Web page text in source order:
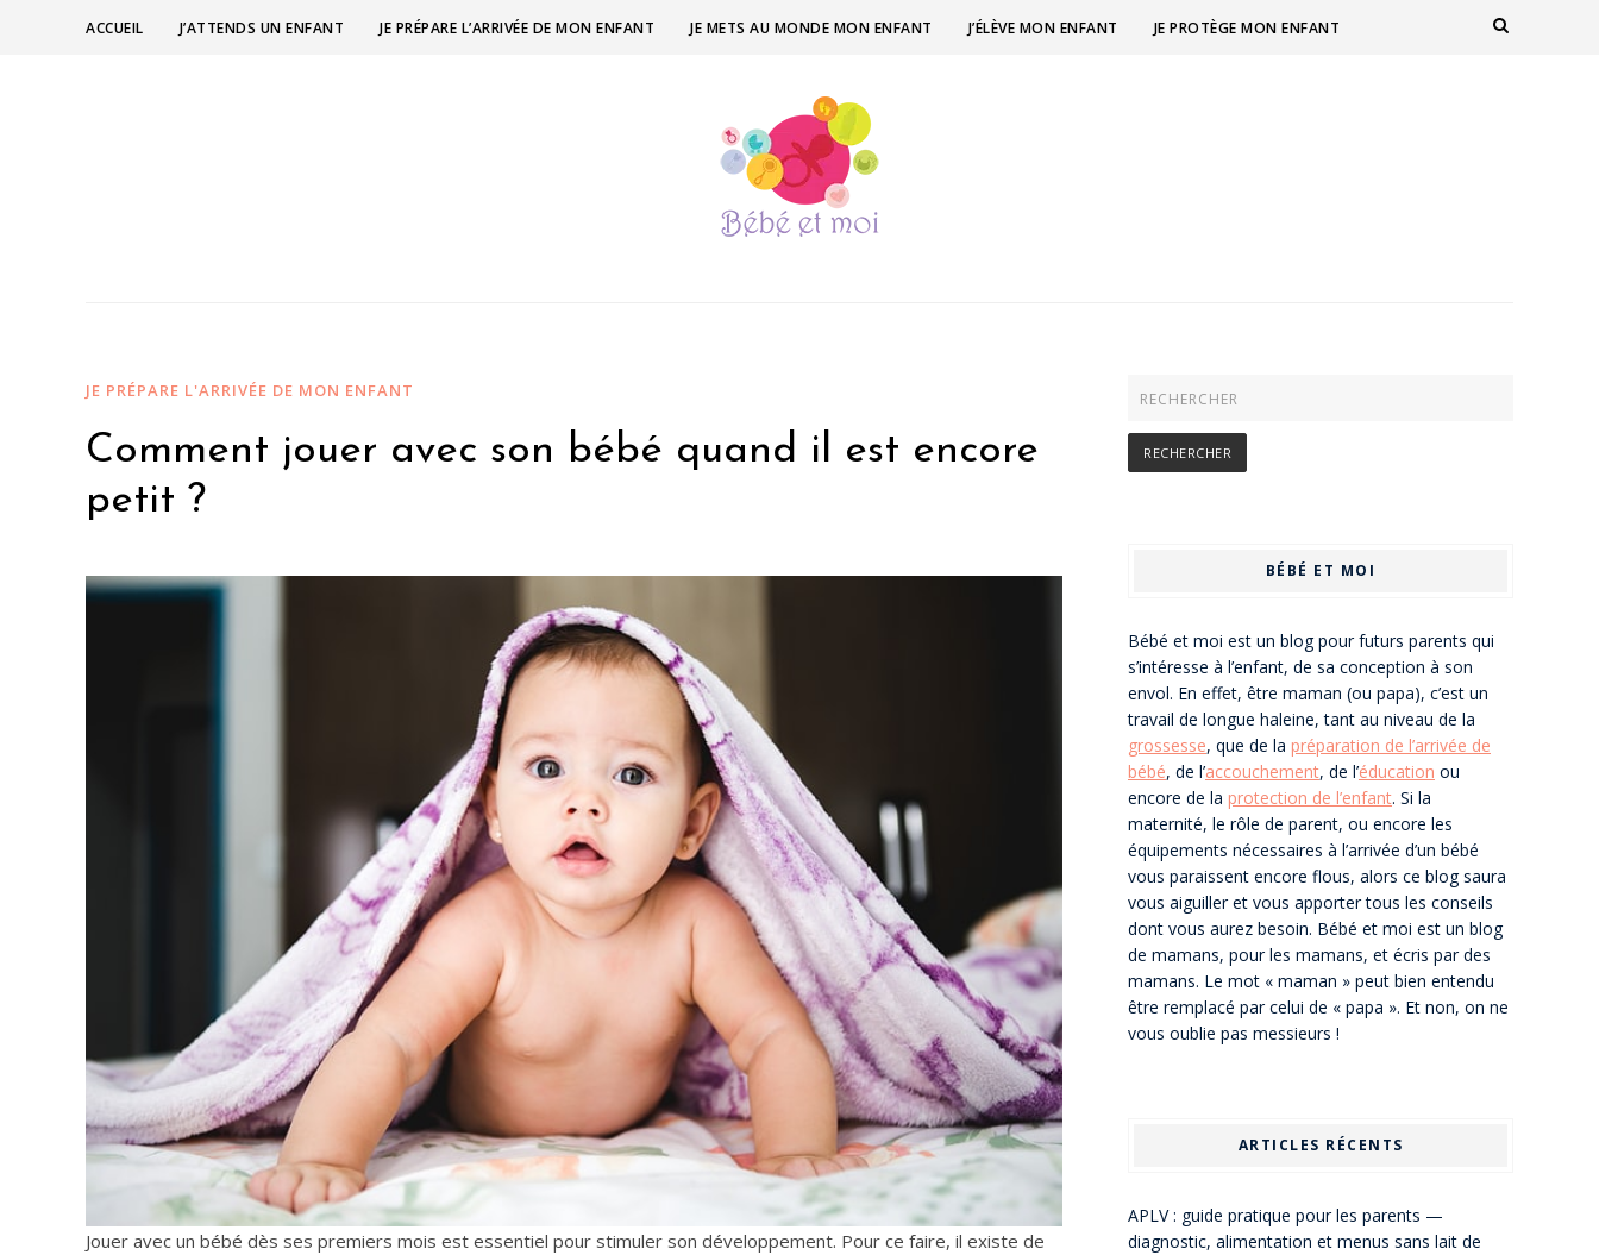
ACCUEIL J’ATTENDS UN ENFANT JE PRÉPARE L’ARRIVÉE DE MON ENFANT JE METS AU MONDE MON ENFANT J’ÉLÈVE MON ENFANT JE PROTÈGE MON ENFANT
JE PRÉPARE L'ARRIVÉE DE MON ENFANT
Comment jouer avec son bébé quand il est encore
petit ?
Jouer avec un bébé dès ses premiers mois est essentiel pour stimuler son développement. Pour ce faire, il existe de
BÉBÉ ET MOI
Bébé et moi est un blog pour futurs parents qui
s’intéresse à l’enfant, de sa conception à son
envol. En effet, être maman (ou papa), c’est un
travail de longue haleine, tant au niveau de la
grossesse, que de la préparation de l’arrivée de
bébé, de l’accouchement, de l’éducation ou
encore de la protection de l’enfant. Si la
maternité, le rôle de parent, ou encore les
équipements nécessaires à l’arrivée d’un bébé
vous paraissent encore flous, alors ce blog saura
vous aiguiller et vous apporter tous les conseils
dont vous aurez besoin. Bébé et moi est un blog
de mamans, pour les mamans, et écris par des
mamans. Le mot « maman » peut bien entendu
être remplacé par celui de « papa ». Et non, on ne
vous oublie pas messieurs !
ARTICLES RÉCENTS
APLV : guide pratique pour les parents —
diagnostic, alimentation et menus sans lait de